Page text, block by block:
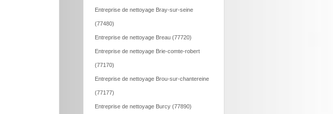
Entreprise de nettoyage Bray-sur-seine
(77480)
Entreprise de nettoyage Breau (77720)
Entreprise de nettoyage Brie-comte-robert
(77170)
Entreprise de nettoyage Brou-sur-chantereine
(77177)
Entreprise de nettoyage Burcy (77890)